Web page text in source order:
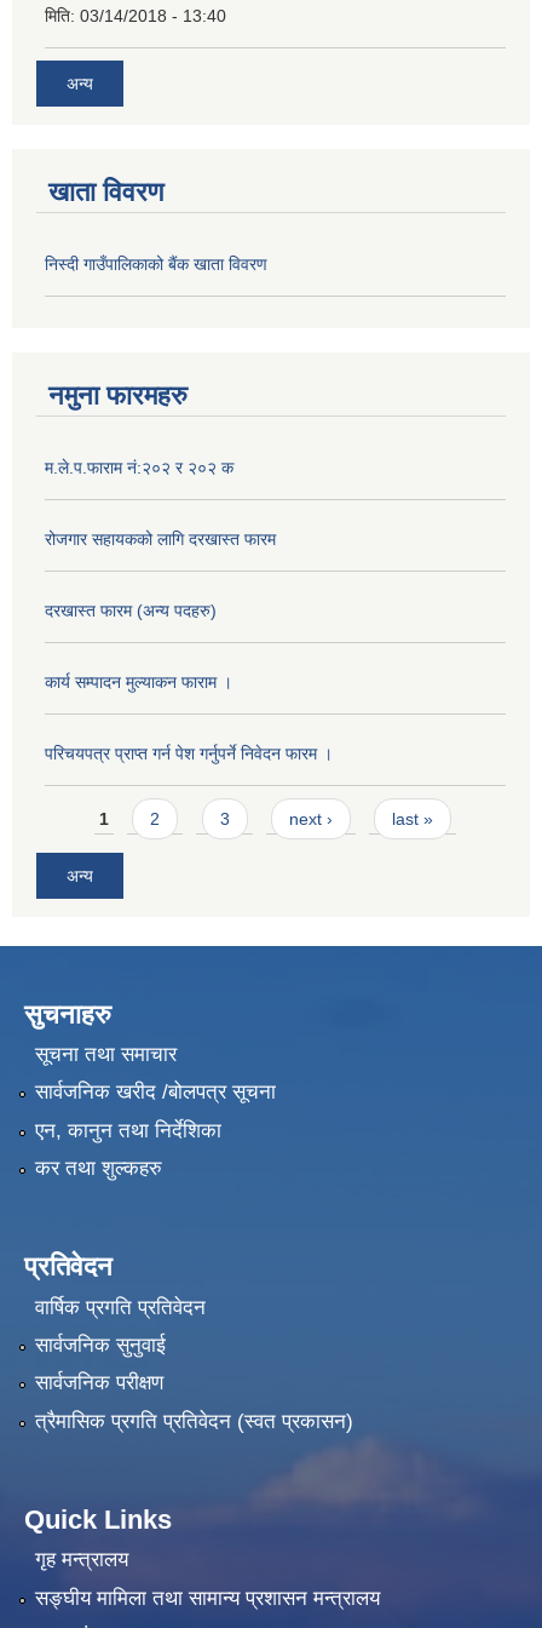
मिति: 03/14/2018 - 13:40
अन्य
खाता विवरण
निस्दी गाउँपालिकाको बैंक खाता विवरण
नमुना फारमहरु
म.ले.प.फाराम नं:२०२ र २०२ क
रोजगार सहायकको लागि दरखास्त फारम
दरखास्त फारम (अन्य पदहरु)
कार्य सम्पादन मुल्याक‌न फाराम ।
परिचयपत्र प्राप्त गर्न पेश गर्नुपर्ने निवेदन फारम ।
Pages
1 2 3 next › last »
अन्य
सुचनाहरु
सूचना तथा समाचार
सार्वजनिक खरीद /बोलपत्र सूचना
एन, कानुन तथा निर्देशिका
कर तथा शुल्कहरु
प्रतिवेदन
वार्षिक प्रगति प्रतिवेदन
सार्वजनिक सुनुवाई
सार्वजनिक परीक्षण
त्रैमासिक प्रगति प्रतिवेदन (स्वत प्रकासन)
Quick Links
गृह मन्त्रालय
सङ्‍घीय मामिला तथा सामान्य प्रशासन मन्त्रालय